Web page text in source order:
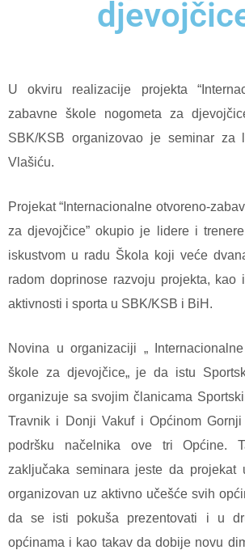
U okviru realizacije projekta
zabavne škole nogometa za
SBK/KSB organizovao je seminar za
Vlašiću.
Projekat “Internacionalne otvoreno-
za djevojčice” okupio je lidere i
iskustvom u radu Škola koji veće
radom doprinose razvoju projekta, kao
aktivnosti i sporta u SBK/KSB i BiH.
Novina u organizaciji „
škole za djevojčice„ je da istu
organizuje sa svojim članicama
Travnik i Donji Vakuf i Općinom Gornji
podršku načelnika ove tri Općine.
zaključaka seminara jeste da projekat
organizovan uz aktivno učešće svih
da se isti pokuša prezentovati i u
općinama i kao takav da dobije novu